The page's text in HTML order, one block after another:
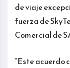
de viaje
fuerza de
Comercial de
“Este acuerdo